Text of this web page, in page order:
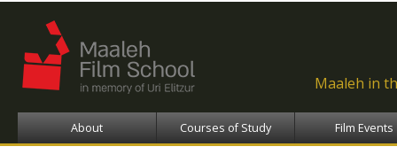
Maaleh in
About Courses of Study Film Events